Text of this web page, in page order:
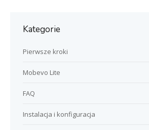
Kategorie
Pierwsze kroki
Mobevo Lite
FAQ
Instalacja i konfiguracja